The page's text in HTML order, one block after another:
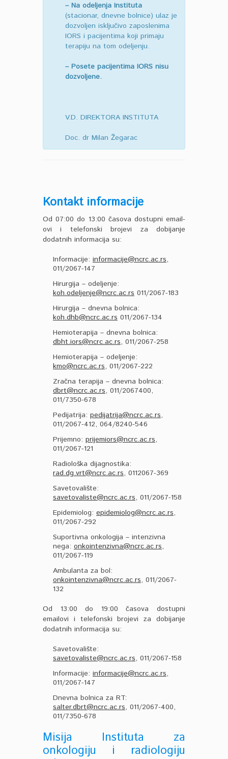
– Na odeljenja Instituta
(stacionar, dnevne bolnice) ulaz je
dozvoljen isključivo zaposlenima
IORS i pacijentima koji primaju
terapiju na tom odeljenju.
– Posete pacijentima IORS nisu
dozvoljene.
V.D. DIREKTORA INSTITUTA
Doc. dr Milan Žegarac
Kontakt informacije
Od 07:00 do 13:00 časova dostupni email-
ovi i telefonski brojevi za dobijanje
dodatnih informacija su:
Informacije: informacije@ncrc.ac.rs,
011/2067-147
Hirurgija – odeljenje:
koh.odeljenje@ncrc.ac.rs 011/2067-183
Hirurgija – dnevna bolnica:
koh.dhb@ncrc.ac.rs 011/2067-134
Hemioterapija – dnevna bolnica:
dbht.iors@ncrc.ac.rs, 011/2067-258
Hemioterapija – odeljenje:
kmo@ncrc.ac.rs, 011/2067-222
Zračna terapija – dnevna bolnica:
dbrt@ncrc.ac.rs, 011/2067400,
011/7350-678
Pedijatrija: pedijatrija@ncrc.ac.rs,
011/2067-412, 064/8240-546
Prijemno: prijemiors@ncrc.ac.rs,
011/2067-121
Radiološka dijagnostika:
rad.dg.vrt@ncrc.ac.rs, 0112067-369
Savetovalište:
savetovaliste@ncrc.ac.rs, 011/2067-158
Epidemiolog: epidemiolog@ncrc.ac.rs,
011/2067-292
Suportivna onkologija – intenzivna
nega: onkointenzivna@ncrc.ac.rs,
011/2067-119
Ambulanta za bol:
onkointenzivna@ncrc.ac.rs, 011/2067-
132
Od 13:00 do 19:00 časova dostupni
emailovi i telefonski brojevi za dobijanje
dodatnih informacija su:
Savetovalište:
savetovaliste@ncrc.ac.rs, 011/2067-158
Informacije: informacije@ncrc.ac.rs,
011/2067-147
Dnevna bolnica za RT:
salter.dbrt@ncrc.ac.rs, 011/2067-400,
011/7350-678
Misija Instituta za
onkologiju i radiologiju